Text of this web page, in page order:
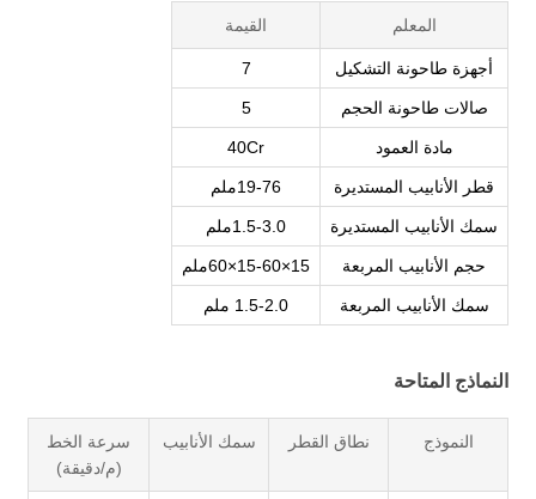
المعلم القيمة
أجهزة طاحونة التشكيل 7
صالات طاحونة الحجم 5
مادة العمود 40Cr
قطر الأنابيب المستديرة 19-76ملم
سمك الأنابيب المستديرة 1.5-3.0ملم
حجم الأنابيب المربعة 15×15-60×60ملم
سمك الأنابيب المربعة 1.5-2.0 ملم
النماذج المتاحة
النموذج نطاق القطر سمك الأنابيب
سرعة الخط
(م/دقيقة)